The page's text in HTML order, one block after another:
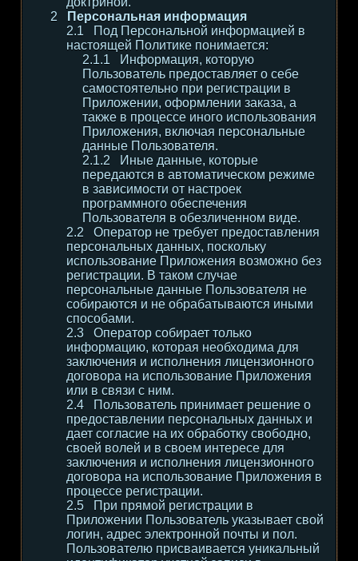
Персональная информация
Под Персональной информацией в
настоящей Политике понимается:
Информация, которую
Пользователь предоставляет о себе
самостоятельно при регистрации в
Приложении, оформлении заказа, а
также в процессе иного использования
Приложения, включая персональные
данные Пользователя.
Иные данные, которые
передаются в автоматическом режиме
в зависимости от настроек
программного обеспечения
Пользователя в обезличенном виде.
Оператор не требует предоставления
персональных данных, поскольку
использование Приложения возможно без
регистрации. В таком случае
персональные данные Пользователя не
собираются и не обрабатываются иными
способами.
Оператор собирает только
информацию, которая необходима для
заключения и исполнения лицензионного
договора на использование Приложения
или в связи с ним.
Пользователь принимает решение о
предоставлении персональных данных и
дает согласие на их обработку свободно,
своей волей и в своем интересе для
заключения и исполнения лицензионного
договора на использование Приложения в
процессе регистрации.
При прямой регистрации в
Приложении Пользователь указывает свой
логин, адрес электронной почты и пол.
Пользователю присваивается уникальный